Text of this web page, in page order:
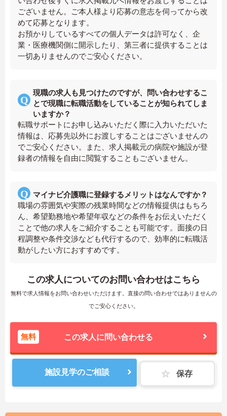
ございません。ご本人様より応募の意志を伺ってから改
めて応募となります。
お預かりしているすべての個人データは許可なく、企
業・医療機関側に開示したり、第三者に提供することは
一切ありませんのでご安心ください。
現職の求人も見つけたのですが、問い合わせするこ
とで現職に転職活動をしていることが知られてしま
いますか？
転職サポートにお申し込みいただく際に入力いただいた
情報は、応募先以外にお渡しすることはございませんの
でご安心ください。また、求人掲載元の病院や施設が登
録者の情報を自由に閲覧することもございません。
マイナビ介護職に登録するメリットはなんですか？
職場の雰囲気や実際の残業時間などの情報提供はもちろ
ん、希望勤務地や希望年収などの条件をお伝えいただく
ことで他の求人をご紹介することも可能です。面接の日
程調整や条件交渉なども代行するので、効率的に転職活
動がしたい方におすすめです。
この求人についてのお問い合わせはこちら
無料で求人情報をお問い合わせいただけます。直接の問い合わせではありませんの
でご安心ください。
無料 この求人に問い合わせる
施設見学のご相談 保存